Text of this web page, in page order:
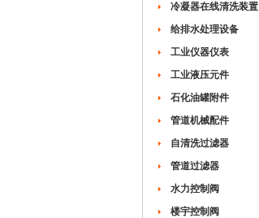
冷凝器在线清洗装置
给排水处理设备
工业仪器仪表
工业液压元件
石化油罐附件
管道机械配件
自清洗过滤器
管道过滤器
水力控制阀
楼宇控制阀